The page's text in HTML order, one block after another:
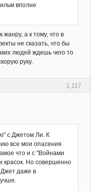
вполне
жанру, а к тому, что в
не сказать, что бы
людей ждешь чего то
руку.
1,117
с Джетом Ли. К
все мои опасения
что и с "Войнами
красок. Но совершенно
даже в